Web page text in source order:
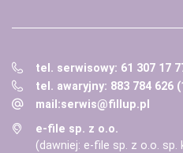
tel. serwisowy: 61 307 17
tel. awaryjny: 883 784 626
mail:serwis@fillup.pl
e-file sp. z o.o.
(dawniej: e-file sp. z o.o. sp.